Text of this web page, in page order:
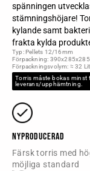
spänningen
stämningshöjare!
kylande samt
frakta kylda
Typ: Pellets 12/16mm
Förpackning:
Förpackningsvolym: ≈ 32
Torris måste bokas minst
leverans/upphämtning.
Nyproducerad
Färsk torris med
möjliga standard